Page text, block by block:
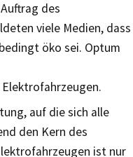
des
viele Medien, dass
öko sei. Optum
auf die sich alle
den Kern des
ist nur